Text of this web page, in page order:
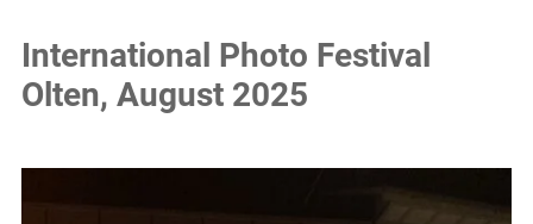
International Photo Festival
Olten, August 2025